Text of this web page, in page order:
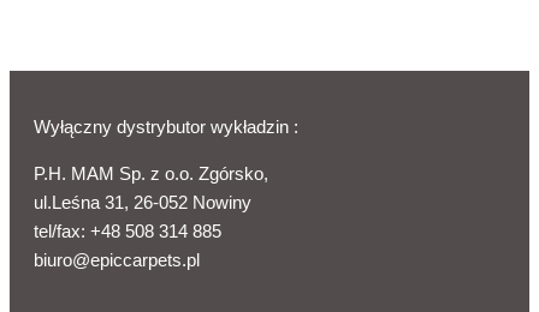
Wyłączny dystrybutor wykładzin :
P.H. MAM Sp. z o.o. Zgórsko,
ul.Leśna 31, 26-052 Nowiny
tel/fax: +48 508 314 885
biuro@epiccarpets.pl